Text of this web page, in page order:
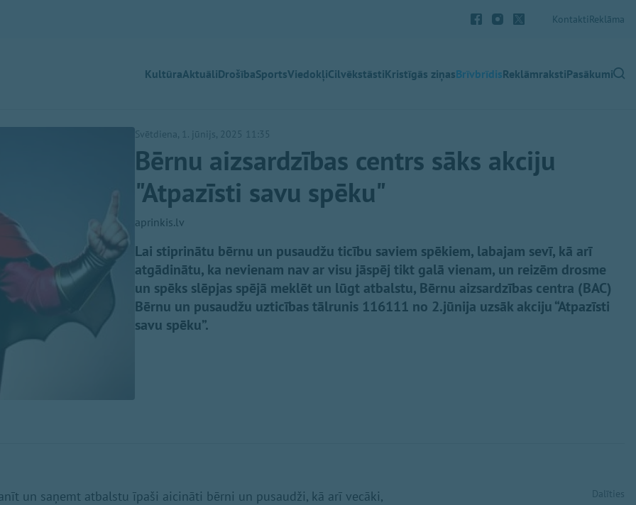
KontaktiReklāma
KultūraAktuāliDrošībaSportsViedokļiCilvēkstāstiKristīgās ziņasBrīvbrīdisReklāmrakstiPasākumi
Svētdiena, 1. jūnijs, 2025 11:35
Bērnu aizsardzības centrs sāks akciju
"Atpazīsti savu spēku"
aprinkis.lv
Lai stiprinātu bērnu un pusaudžu ticību saviem spēkiem, labajam sevī, kā arī
atgādinātu, ka nevienam nav ar visu jāspēj tikt galā vienam, un reizēm drosme
un spēks slēpjas spējā meklēt un lūgt atbalstu, Bērnu aizsardzības centra (BAC)
Bērnu un pusaudžu uzticības tālrunis 116111 no 2.jūnija uzsāk akciju “Atpazīsti
savu spēku”.
un saņemt atbalstu īpaši aicināti bērni un pusaudži, kā arī vecāki,
Dalīties